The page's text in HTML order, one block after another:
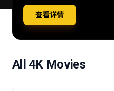
伴结盟，横跨星际，踏上一段交
查看详情
终点也没有出路。心理医生玛丽
克意外踏入此地，在这片异常空
的恐惧与实体也在一步步向他们靠
查看详情
盟，在连番血战中死斗黑暗组织
阿德（雅彦·鲁伊安 饰）一众人
飞的街头混战。
查看详情
·贾伦身披贝斯卡钢甲，凭悍勇
原力学徒古古，则总能在关键时
机。他们一同执行关乎银河命运
查看详情
All 4K Movies